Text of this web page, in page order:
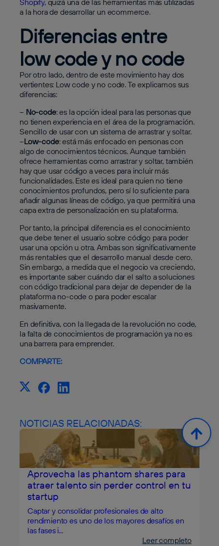
Shopify, quizá una de las herramientas más utilizadas
a la hora de desarrollar un ecommerce.
Diferencias entre
low code y no code
Por otro lado, dentro de este movimiento hay dos
vertientes: Low code y no code. Te explicamos sus
diferencias:
– No-code: es la opción ideal para las personas que
no tienen experiencia en el área de la programación.
Sencillo de usar con un sistema de arrastrar y soltar.
–Low-code: está más enfocado en personas con
algo de conocimientos técnicos. Aunque también
ofrece herramientas como arrastrar y soltar, también
hay que usar código a veces para incluir más
funcionalidades. Este es ideal para quien no tiene
conocimientos profundos, pero sí lo suficiente para
añadir algunas líneas de código, ya que permitirá una
capa extra de personalización en su plataforma.
Por tanto, la principal diferencia es el conocimiento
que debe tener el usuario sobre código para poder
usar una opción u otra. Ambas son significativamente
más rentables que el desarrollo manual desde cero.
Sin embargo, a medida que el negocio va creciendo,
es importante saber cuándo dar el salto a soluciones
con código tradicional para dejar de depender de la
plataforma no-code o para poder escalar
masivamente.
En definitiva, con la llegada de la revolución no code,
la falta de conocimientos de programación ya no es
una barrera para emprender.
COMPARTE:
NOTICIAS RELACIONADAS:
Aprovecha las phantom shares para
atraer talento sin perder control en tu
startup
Captar y consolidar profesionales de alto
rendimiento es uno de los mayores desafíos en
las fases i...
Leer completo